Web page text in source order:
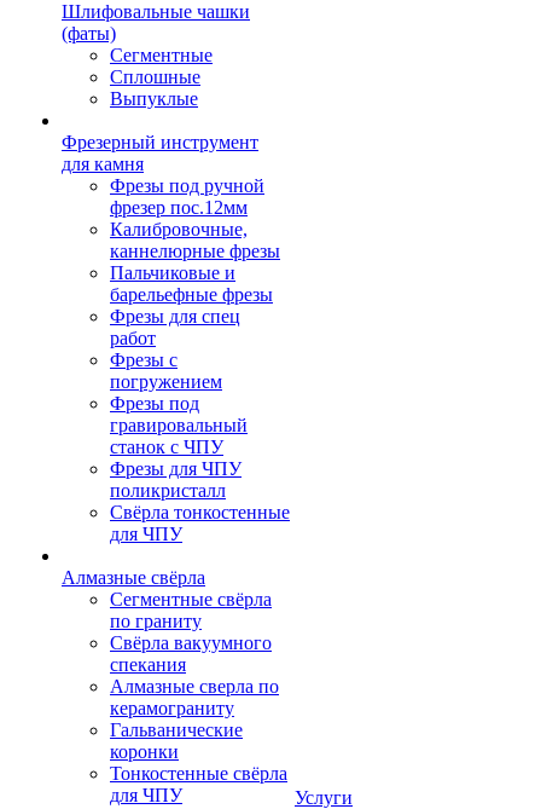
Шлифовальные чашки
(фаты)
Сегментные
Сплошные
Выпуклые
Фрезерный инструмент
для камня
Фрезы под ручной
фрезер пос.12мм
Калибровочные,
каннелюрные фрезы
Пальчиковые и
барельефные фрезы
Фрезы для спец
работ
Фрезы с
погружением
Фрезы под
гравировальный
станок с ЧПУ
Фрезы для ЧПУ
поликристалл
Свёрла тонкостенные
для ЧПУ
Алмазные свёрла
Сегментные свёрла
по граниту
Свёрла вакуумного
спекания
Алмазные сверла по
керамограниту
Гальванические
коронки
Тонкостенные свёрла
для ЧПУ
Услуги